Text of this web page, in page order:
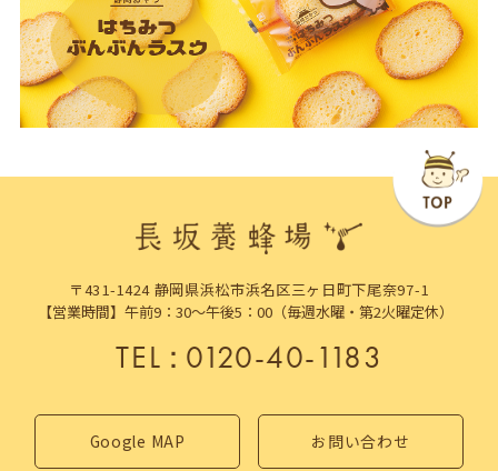
〒431-1424 静岡県浜松市浜名区三ヶ日町下尾奈97-1
【営業時間】午前9：30～午後5：00（毎週水曜・第2火曜定休）
TEL：0120-40-1183
Google MAP お問い合わせ